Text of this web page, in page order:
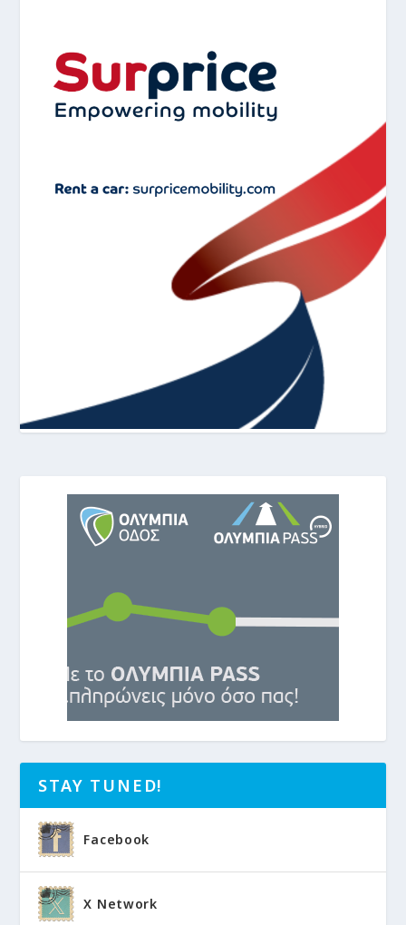
STAY TUNED!
Facebook
X Network